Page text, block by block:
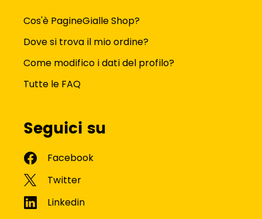
Cos'è PagineGialle Shop?
Dove si trova il mio ordine?
Come modifico i dati del profilo?
Tutte le FAQ
Seguici su